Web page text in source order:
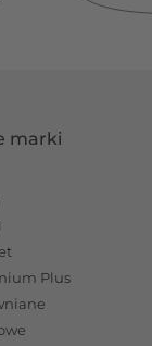
marki
Plus